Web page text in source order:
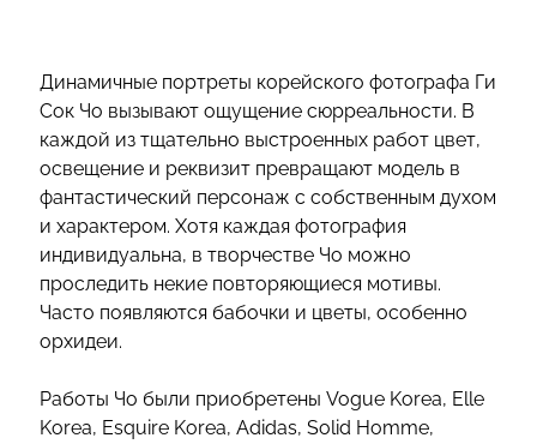
Динамичные портреты корейского фотографа Ги
Сок Чо вызывают ощущение сюрреальности. В
каждой из тщательно выстроенных работ цвет,
освещение и реквизит превращают модель в
фантастический персонаж с собственным духом
и характером. Хотя каждая фотография
индивидуальна, в творчестве Чо можно
проследить некие повторяющиеся мотивы.
Часто появляются бабочки и цветы, особенно
орхидеи.
Работы Чо были приобретены Vogue Korea, Elle
Korea, Esquire Korea, Adidas, Solid Homme,